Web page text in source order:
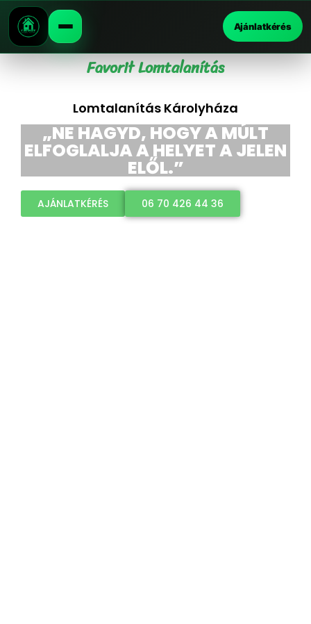
Ajánlatkérés
Favorit Lomtalanítás
Lomtalanítás Károlyháza
„NE HAGYD, HOGY A MÚLT
ELFOGLALJA A HELYET A JELEN
ELŐL.”
AJÁNLATKÉRÉS 06 70 426 44 36